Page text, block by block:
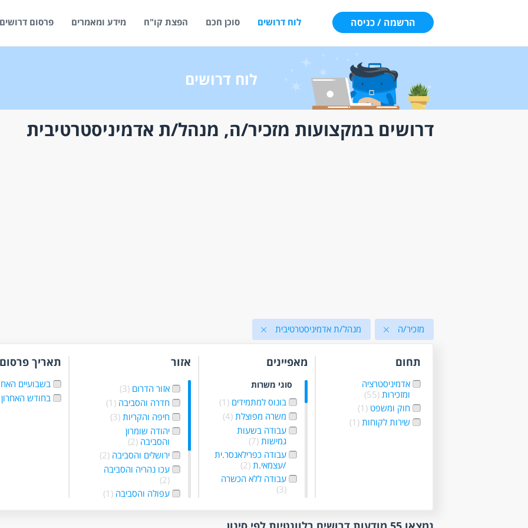
הרשמה / כניסה לוח דרושים סוכן חכם הפצת קו"ח מידע ומאמרים פרסום
לוח דרושים
דרושים במקצועות מזכיר/ה, מנהל/ת אדמיניסטרטיבית
מזכיר/ה מנהל/ת אדמיניסטרטיבית
תחום
אדמיניסטרציה
ומזכירות (55)
חוק ומשפט (1)
שירות לקוחות (1)
מאפיינים
סוגי משרות
בונוס למתמידים (1)
משרה מפוצלת (4)
עבודה בשעות
גמישות (7)
עבודה כפרילאנסר.ית
/עצמאי.ת (2)
עבודה ללא הכשרה
(3)
אזור
אזור הדרום (3)
חדרה והסביבה (1)
חיפה והקריות (3)
יהודה שומרון
והסביבה (2)
ירושלים והסביבה (2)
עכו נהריה והסביבה
(2)
עפולה והסביבה (1)
תאריך פרסום
בשבועיים
בחודש האחרון